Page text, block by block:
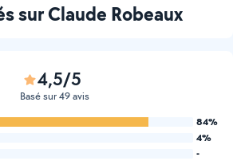
sur Claude Robeaux
4,5/5
Basé sur 49 avis
84%
4%
-